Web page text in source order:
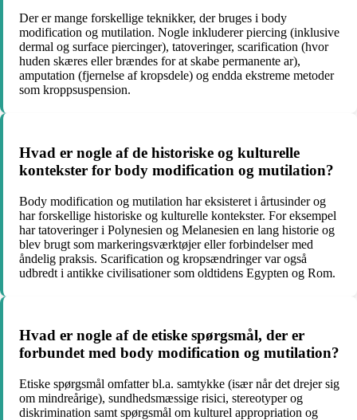
Der er mange forskellige teknikker, der bruges i body
modification og mutilation. Nogle inkluderer piercing (inklusive
dermal og surface piercinger), tatoveringer, scarification (hvor
huden skæres eller brændes for at skabe permanente ar),
amputation (fjernelse af kropsdele) og endda ekstreme metoder
som kroppsuspension.
Hvad er nogle af de historiske og kulturelle
kontekster for body modification og mutilation?
Body modification og mutilation har eksisteret i årtusinder og
har forskellige historiske og kulturelle kontekster. For eksempel
har tatoveringer i Polynesien og Melanesien en lang historie og
blev brugt som markeringsværktøjer eller forbindelser med
åndelig praksis. Scarification og kropsændringer var også
udbredt i antikke civilisationer som oldtidens Egypten og Rom.
Hvad er nogle af de etiske spørgsmål, der er
forbundet med body modification og mutilation?
Etiske spørgsmål omfatter bl.a. samtykke (især når det drejer sig
om mindreårige), sundhedsmæssige risici, stereotyper og
diskrimination samt spørgsmål om kulturel appropriation og